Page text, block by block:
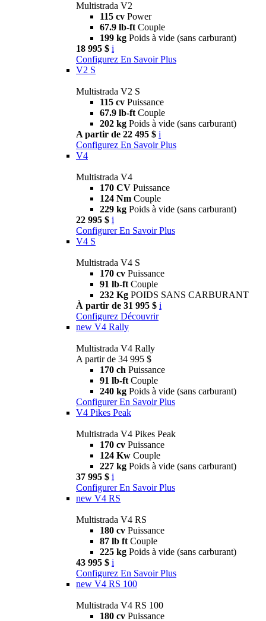
Multistrada V2
115 cv Power
67.9 lb-ft Couple
199 kg Poids à vide (sans carburant)
18 995 $ i
Configurez En Savoir Plus
V2 S
Multistrada V2 S
115 cv Puissance
67.9 lb-ft Couple
202 kg Poids à vide (sans carburant)
A partir de 22 495 $ i
Configurez En Savoir Plus
V4
Multistrada V4
170 CV Puissance
124 Nm Couple
229 kg Poids à vide (sans carburant)
22 995 $ i
Configurer En Savoir Plus
V4 S
Multistrada V4 S
170 cv Puissance
91 lb-ft Couple
232 Kg POIDS SANS CARBURANT
À partir de 31 995 $ i
Configurez Découvrir
new V4 Rally
Multistrada V4 Rally
A partir de 34 995 $
170 ch Puissance
91 lb-ft Couple
240 kg Poids à vide (sans carburant)
Configurer En Savoir Plus
V4 Pikes Peak
Multistrada V4 Pikes Peak
170 cv Puissance
124 Kw Couple
227 kg Poids à vide (sans carburant)
37 995 $ i
Configurer En Savoir Plus
new V4 RS
Multistrada V4 RS
180 cv Puissance
87 lb ft Couple
225 kg Poids à vide (sans carburant)
43 995 $ i
Configurez En Savoir Plus
new V4 RS 100
Multistrada V4 RS 100
180 cv Puissance